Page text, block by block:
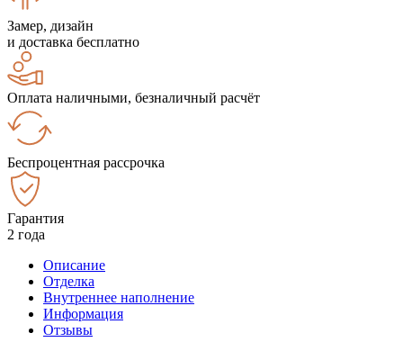
Замер, дизайн
и доставка бесплатно
Оплата наличными, безналичный расчёт
Беспроцентная рассрочка
Гарантия
2 года
Описание
Отделка
Внутреннее наполнение
Информация
Отзывы